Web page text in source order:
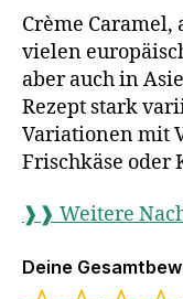
Crème
vielen
aber auch in
Rezept stark
Variationen mit
Frischkäse oder
❱❱ Weitere
Deine